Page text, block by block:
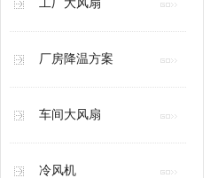
工厂大风扇
厂房降温方案
车间大风扇
冷风机